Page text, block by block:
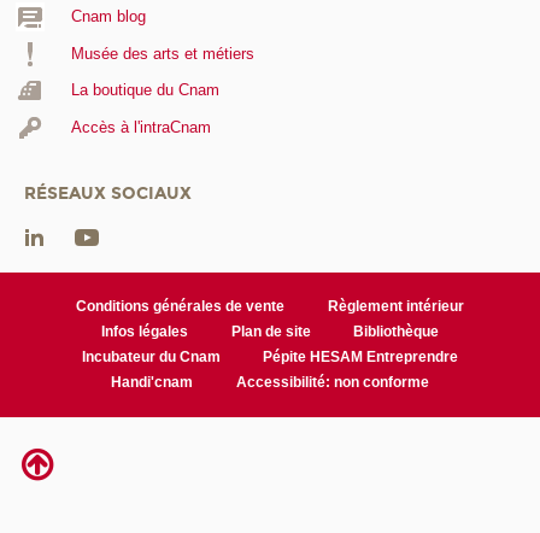
Cnam blog
Musée des arts et métiers
La boutique du Cnam
Accès à l'intraCnam
RÉSEAUX SOCIAUX
Conditions générales de vente
Règlement intérieur
Infos légales
Plan de site
Bibliothèque
Incubateur du Cnam
Pépite HESAM Entreprendre
Handi'cnam
Accessibilité: non conforme